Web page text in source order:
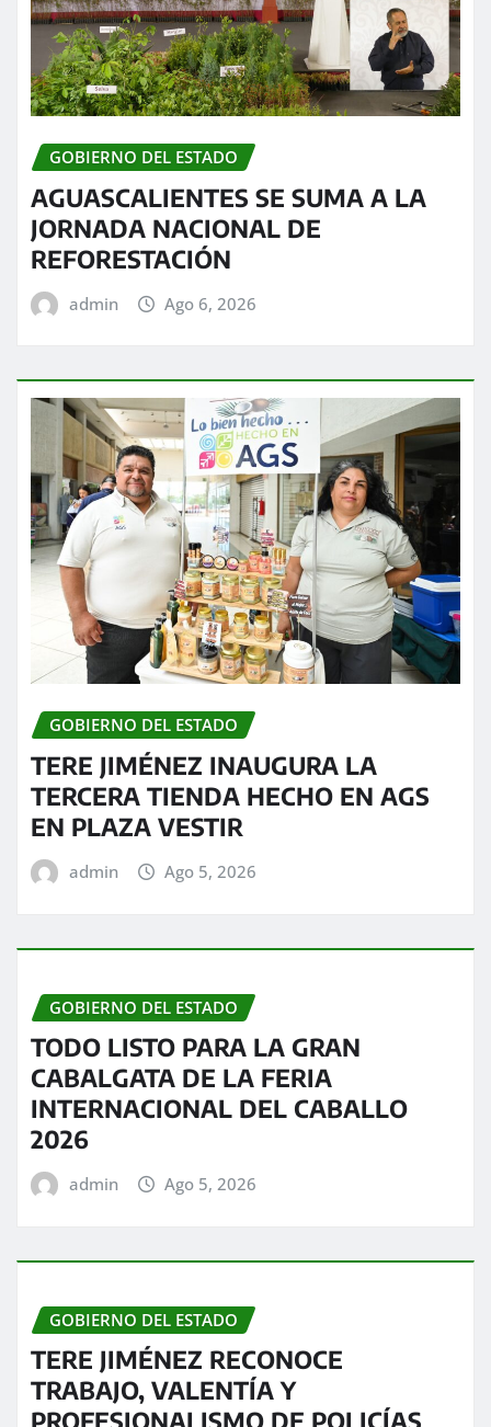
GOBIERNO DEL ESTADO
AGUASCALIENTES SE SUMA A LA
JORNADA NACIONAL DE
REFORESTACIÓN
admin Ago 6, 2026
GOBIERNO DEL ESTADO
TERE JIMÉNEZ INAUGURA LA
TERCERA TIENDA HECHO EN AGS
EN PLAZA VESTIR
admin Ago 5, 2026
GOBIERNO DEL ESTADO
TODO LISTO PARA LA GRAN
CABALGATA DE LA FERIA
INTERNACIONAL DEL CABALLO
2026
admin Ago 5, 2026
GOBIERNO DEL ESTADO
TERE JIMÉNEZ RECONOCE
TRABAJO, VALENTÍA Y
PROFESIONALISMO DE POLICÍAS